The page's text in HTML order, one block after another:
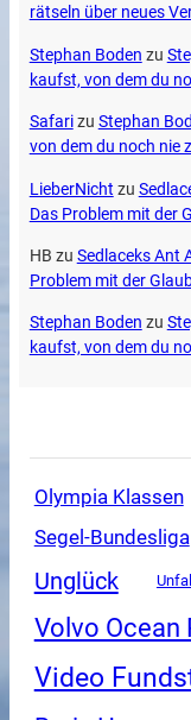
rätseln über neues
Stephan Boden zu
kaufst, von dem du
Safarizu Stephan
von dem du noch nie
LieberNicht zu
Das Problem mit der
HB zu Sedlaceks Ant
Problem mit der
Stephan Boden zu
kaufst, von dem du
Olympia Klassen
Segel-Bundesliga
Unglück Unfall
Volvo Ocean
Video